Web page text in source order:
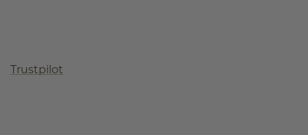
Trustpilot